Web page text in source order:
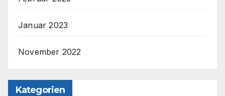
Januar 2023
November 2022
Kategorien